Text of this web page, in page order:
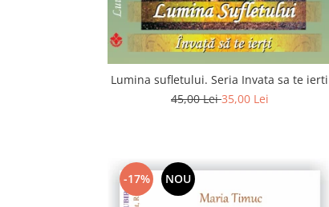
Lumina sufletului. Seria Invata sa te ierti
45,00 Lei35,00 Lei
-17% NOU